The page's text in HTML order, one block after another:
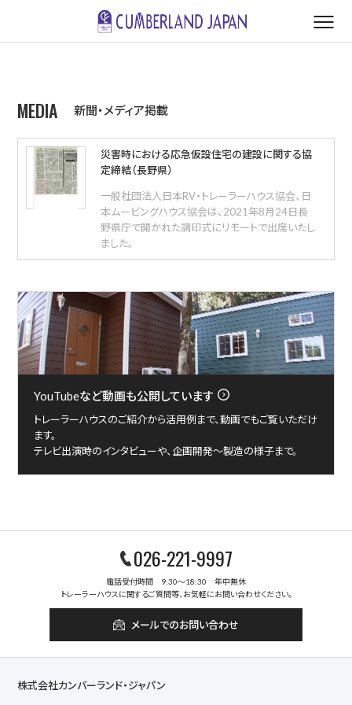
MEDIA 新聞・メディア掲載
災害時における応急仮設住宅の建設に関する協
定締結（長野県）
一般社団法人日本RV・トレーラーハウス協会、日
本ムービングハウス協会は、2021年8月24日長
野県庁で開かれた調印式にリモートで出席いたし
ました。
YouTubeなど動画も公開しています
トレーラーハウスのご紹介から活用例まで、動画でもご覧いただけ
ます。
テレビ出演時のインタビューや、企画開発～製造の様子まで。
026-221-9997
電話受付時間 9:30～18:30 年中無休
トレーラーハウスに関するご質問等、お気軽にお問い合わせください。
メールでのお問い合わせ
株式会社カンバーランド・ジャパン